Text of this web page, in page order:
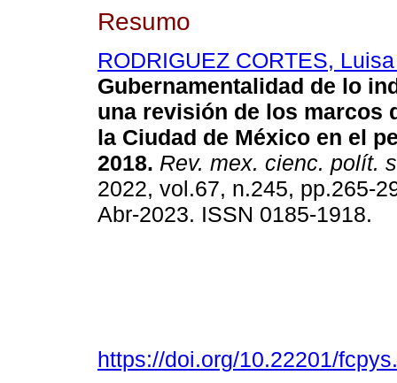
Resumo
RODRIGUEZ CORTES,
Gubernamentalidad de lo
una revisión de los marcos
la Ciudad de México en el
2018. Rev. mex. cienc. polít.
2022, vol.67, n.245, pp.265-
Abr-2023. ISSN 0185-1918.
https://doi.org/10.22201/